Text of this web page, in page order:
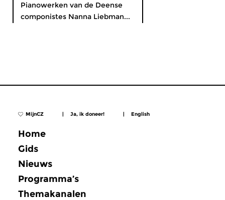
Pianowerken van de Deense
componistes Nanna Liebman...
MijnCZ | Ja, ik doneer! | English
Home
Gids
Nieuws
Programma’s
Themakanalen